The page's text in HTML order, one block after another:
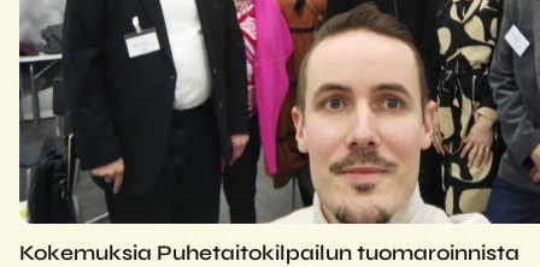
Kokemuksia Puhetaitokilpailun tuomaroinnista